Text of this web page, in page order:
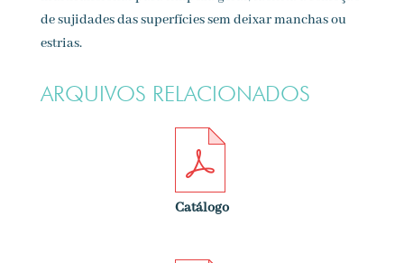
de sujidades das superfícies sem deixar manchas ou
estrias.
ARQUIVOS RELACIONADOS
Catálogo